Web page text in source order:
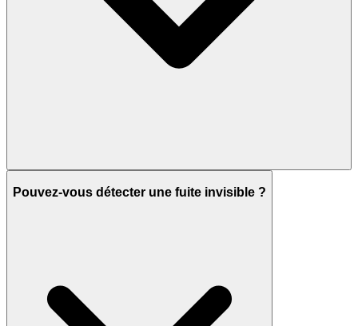
Pouvez-vous détecter une fuite invisible ?